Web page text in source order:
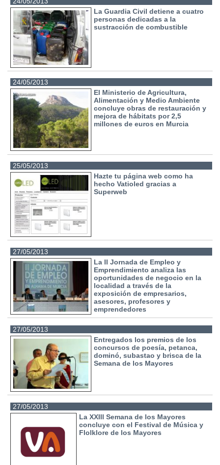
La Guardia Civil detiene a cuatro
personas dedicadas a la
sustracción de combustible
24/05/2013
El Ministerio de Agricultura,
Alimentación y Medio Ambiente
concluye obras de restauración y
mejora de hábitats por 2,5
millones de euros en Murcia
25/05/2013
Hazte tu página web como ha
hecho Vatioled gracias a
Superweb
27/05/2013
La II Jornada de Empleo y
Emprendimiento analiza las
oportunidades de negocio en la
localidad a través de la
exposición de empresarios,
asesores, profesores y
emprendedores
27/05/2013
Entregados los premios de los
concursos de poesía, petanca,
dominó, subastao y brisca de la
Semana de los Mayores
27/05/2013
La XXIII Semana de los Mayores
concluye con el Festival de Música y
Flolklore de los Mayores